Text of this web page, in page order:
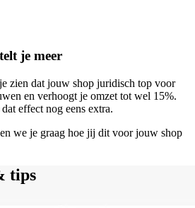
je meer
zien dat jouw shop juridisch top voor
en verhoogt je omzet tot wel 15%.
effect nog eens extra.
we je graag hoe jij dit voor jouw shop
tips